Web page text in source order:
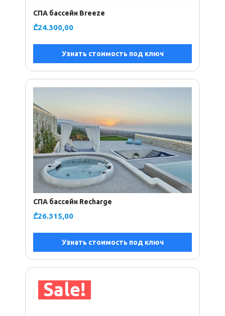
СПА бассейн Breeze
₾24.300,00
Узнать стоимость под ключ
СПА бассейн Recharge
₾26.315,00
Узнать стоимость под ключ
Sale!